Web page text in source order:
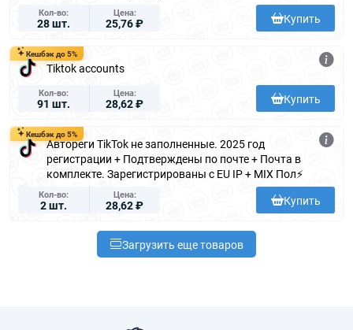
Кол-во
28 шт.
Цена
25,76 ₽ Купить
Кешбэк до 5%
Tiktok accounts
Кол-во
91 шт.
Цена
28,62 ₽ Купить
Кешбэк до 5%
Автореги TikTok не заполненные. 2025 год
регистрации + Подтверждены по почте + Почта в
комплекте. Зарегистрированы с EU IP + MIX Пол⚡
Кол-во
2 шт.
Цена
28,62 ₽ Купить
Загрузить еще товаров